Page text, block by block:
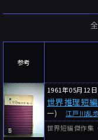
読者数
年代
年代と月の範囲
参考
1961年05月12日
世界推理短
ー)
江戸川乱
世界短編傑作集